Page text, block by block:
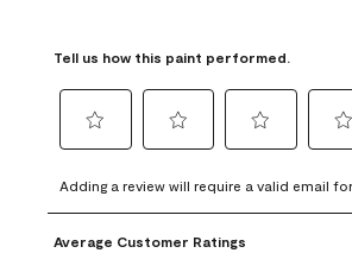
Tell us how this paint performed.
to
rate
the
item
to
rate
the
to
rate
item
to
rate
Adding a review will require a valid email
Average Customer Ratings